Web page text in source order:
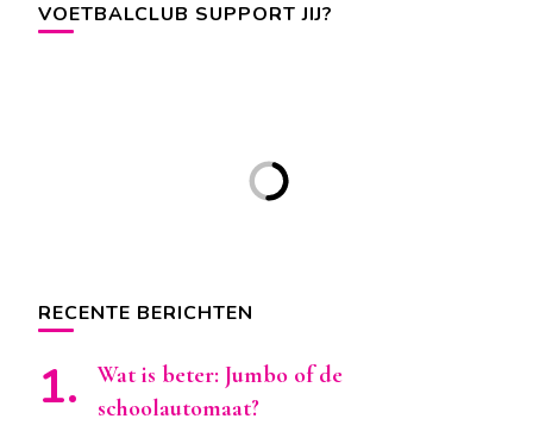
VOETBALCLUB SUPPORT JIJ?
RECENTE BERICHTEN
Wat is beter: Jumbo of de
schoolautomaat?